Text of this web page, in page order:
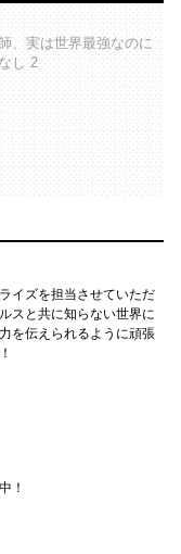
、実は世界最強なのに
し 2
イズを担当させていただ
スと共に知らない世界に
を伝えられるように頑張
！